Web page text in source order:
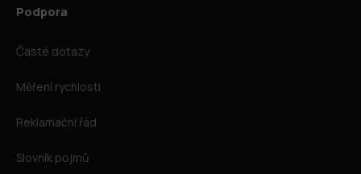
Podpora
Časté dotazy
Měření rychlosti
Reklamační řád
Slovník pojmů